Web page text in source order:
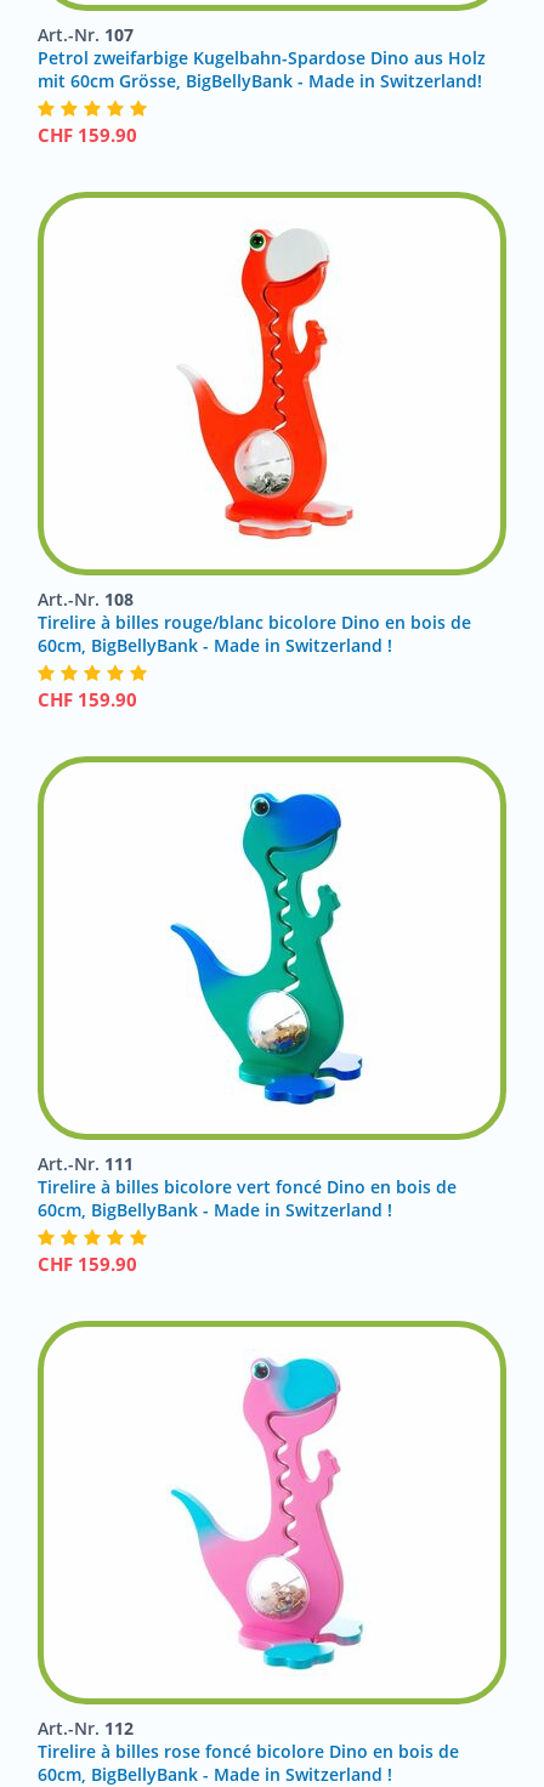
Art.-Nr. 107
Petrol zweifarbige Kugelbahn-Spardose Dino aus Holz
mit 60cm Grösse, BigBellyBank - Made in Switzerland!
CHF 159.90
Art.-Nr. 108
Tirelire à billes rouge/blanc bicolore Dino en bois de
60cm, BigBellyBank - Made in Switzerland !
CHF 159.90
Art.-Nr. 111
Tirelire à billes bicolore vert foncé Dino en bois de
60cm, BigBellyBank - Made in Switzerland !
CHF 159.90
Art.-Nr. 112
Tirelire à billes rose foncé bicolore Dino en bois de
60cm, BigBellyBank - Made in Switzerland !